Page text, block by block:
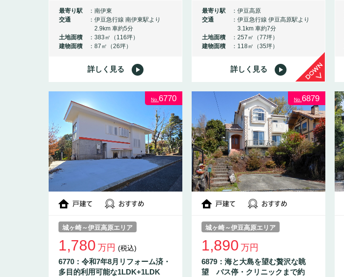
最寄り駅
南伊東
交通
伊豆急行線 南伊東駅より
2.9km 車約5分
土地面積
383㎡（116坪）
建物面積
87㎡（26坪）
詳しく見る
最寄り駅
伊豆高原
交通
伊豆急行線 伊豆高原駅より
3.1km 車約7分
土地面積
257㎡（77坪）
建物面積
118㎡（35坪）
詳しく見る
No. 6770
城ヶ崎～伊豆高原エリア
1,780 万円 (税込)
6770：令和7年8月リフォーム済・
多目的利用可能な1LDK+1LDK
No. 6879
城ヶ崎～伊豆高原エリア
1,890 万円
6879：海と大島を望む贅沢な眺
望 バス停・クリニックまで約